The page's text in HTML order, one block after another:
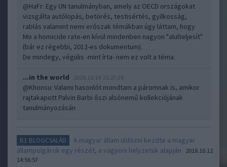
@HaFr: Egy UN tanulmányban, amely az OECD országokat
vizsgálta autólopás, betörés, testisértés, gyilkosság,
rablás valamint nemi erőszak témákban úgy láttam, hogy
Mo a homicide rate-en kívül mindenben nagyon "alulteljesít"
(bár ez régebbi, 2012-es dokumentum).
De mindegy, végülis -mint írta- nem ez volt a téma.
...in the world 2018.10.14 15:27:38
@Khonsu: Valami hasonlót mondtam a páromnak is, amikor
rajtakapott Palvin Barbi őszi alsónemű kollekciójának
tanulmányozásán
B1 BLOGCSALÁD
A magyar állam üldözni kezdte a magyar
állampolgárok egy részét, a vagyoni helyzetük alapján
2018.10.12
14:56:57